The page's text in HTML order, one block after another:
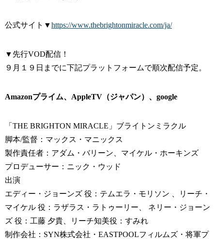
公式サイト▼https://www.thebrightonmiracle.com/ja/
▼先行VOD配信！
９月１９日までに下記プラットフォームで順次配信予定。
Amazonプライム、AppleTV（ジャパン）、google
「THE BRIGHTON MIRACLE」ブライトンミラクル
脚本/監督：マックス・マニックス
製作責任者：アダム・バリーン、マイケル・ホーキンズ
プロデューサー：ニック・ウッド
出演
エディー・ジョーンズ 役：テムエラ・モリソン 、リーチ・
マイケル 役：ラザラス・ラトゥーリー、 ネリー・ジョーン
ズ 役：工藤 夕貴、リーチ知美役：すみれ
制作会社：SYN株式会社・EASTPOOLフィルムズ・将軍プ